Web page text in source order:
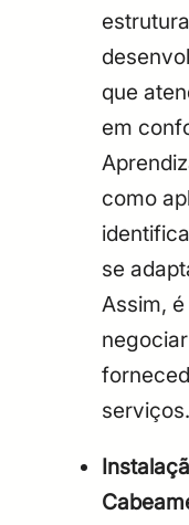
que
em
como
se
Assim,
serviços.